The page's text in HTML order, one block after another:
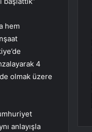
hem
4
olmak üzere
anlayışla